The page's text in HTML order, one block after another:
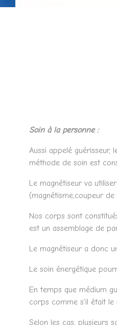
Soin à la personne :
Aussi appelé
méthode de soin est
Le magnétiseur va
(magnétisme,coupeur
Nos corps sont
est un assemblage de
Le magnétiseur a donc
Le soin énergétique
En temps que médium
corps comme s'il était le
Selon les cas, plusieurs